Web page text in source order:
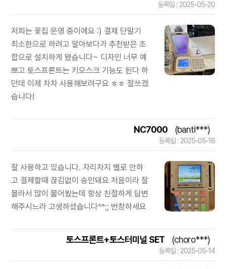
등록일 : 2025-05-20
저희는 꽃집 운영 중이에요 :) 결제 단말기
최소한으로 하려고 알아보다가 추천받은 조
합으로 설치하게 됐습니다~ 디자인 너무 예
쁘고 토스프론트는 키오스크 기능도 된다 하
던데 이제 차차 사용해보려구요 ㅎㅎ 잘쓰겠
습니다!
NC7000 (banti***)
등록일 : 2025-05-16
잘 사용하고 있습니다. 자리차지 별로 안하
고 결제할때 끊김없이 승인돼요 처음이라 잘
몰라서 많이 물어봤는데 항상 친절하게 답변
해주시느라 고생하셨습니다^^;; 번창하세요
토스프론트+토스터미널 SET (choro***)
등록일 : 2025-05-14